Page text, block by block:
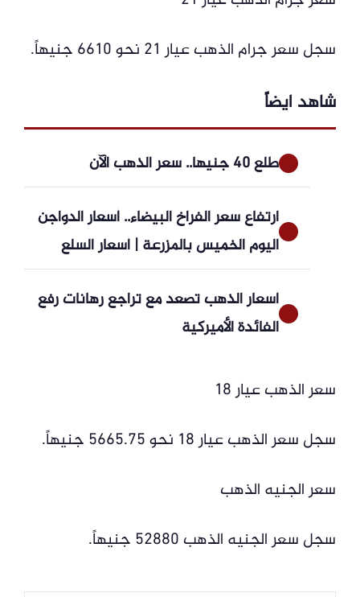
سجل سعر جرام الذهب عيار 21 نحو 6610 جنيهاً.
شاهد ايضاً
طلع 40 جنيها.. سعر الذهب الآن
ارتفاع سعر الفراخ البيضاء.. أسعار الدواجن
اليوم الخميس بالمزرعة | أسعار السلع
أسعار الذهب تصعد مع تراجع رهانات رفع
الفائدة الأميركية
سعر الذهب عيار 18
سجل سعر الذهب عيار 18 نحو 5665.75 جنيهاً.
سعر الجنيه الذهب
سجل سعر الجنيه الذهب 52880 جنيهاً.